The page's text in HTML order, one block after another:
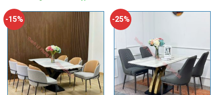
12,060,000₫.
-15% -25%